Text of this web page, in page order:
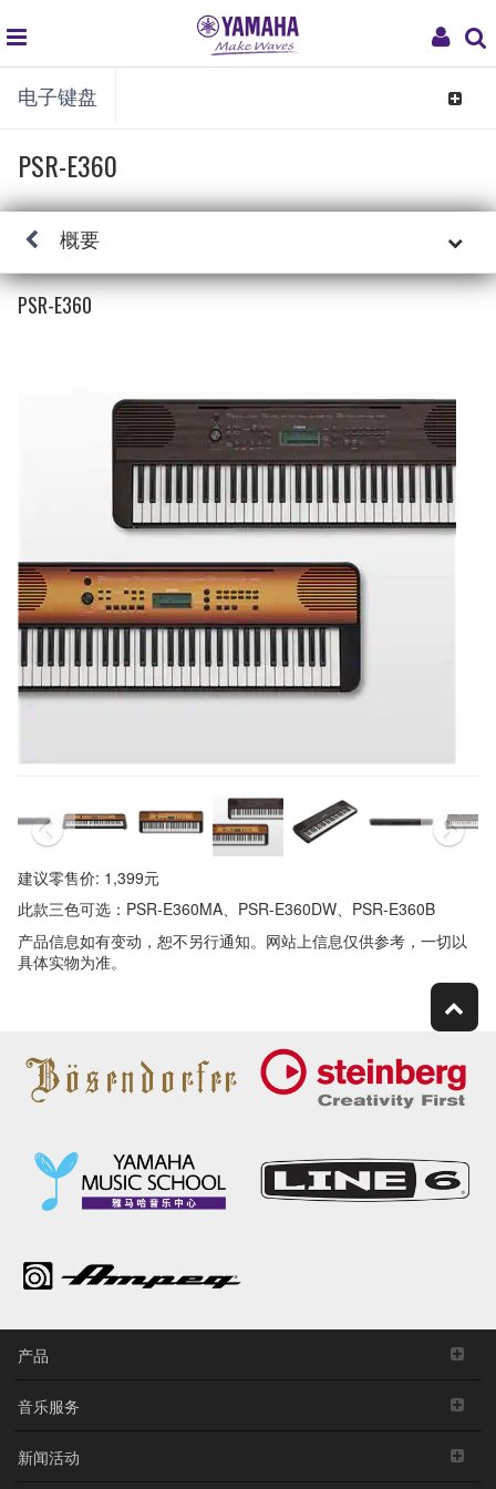
My
global
navigation
电子键盘
Toggle
PSR-E360
概要
PSR-E360
建议零售价: 1,399元
此款三色可选：PSR-E360MA、PSR-E360DW、PSR-E360B
产品信息如有变动，恕不另行通知。网站上信息仅供参考，一切以
具体实物为准。
产品
音乐服务
新闻活动